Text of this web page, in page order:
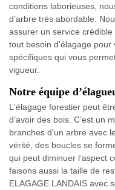
conditions laborieuses,
d’arbre très abordable.
assurer un service
tout besoin d’élagage
spécifiques qui vous
vigueur.
Notre équipe
L'élagage forestier peut
d’avoir des bois. C’est un
branches d’un arbre avec
vérité, des boucles se
qui peut diminuer l’aspect
faisons aussi la taille de
ELAGAGE LANDAIS avec